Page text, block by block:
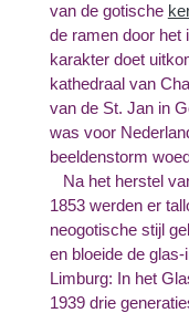
van de gotische
de ramen door het
karakter doet
kathedraal van
van de St. Jan in
was voor
beeldenstorm
Na het herstel
1853 werden er
neogotische stijl
en bloeide de
Limburg: In het
1939 drie